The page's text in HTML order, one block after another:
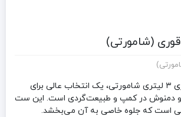
(شامورتی)
ست کتری و قوری ۳ لیتری شامورتی، یک انتخاب عالی برای
و دمنوش در کمپ و طبیعت‌گردی است. این ست
است که جلوه خاصی به آن می‌بخشد.